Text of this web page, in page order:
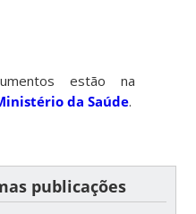
estão na
da Saúde.
publicações